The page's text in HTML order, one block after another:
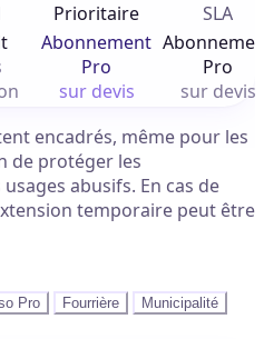
Prioritaire SLA
Abonnement
Pro
sur devis
Pro
sur devis
encadrés, même pour les
de protéger les
abusifs. En cas de
temporaire peut être
Pro Fourrière
Municipalité